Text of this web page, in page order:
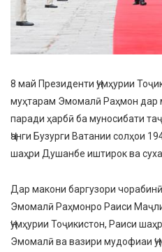
8 май Президенти Ҷумҳурии
муҳтарам Эмомалӣ Раҳмон дар
паради ҳарбӣ ба муносибати
Ҷанги Бузурги Ватании солҳои
шаҳри Душанбе иштирок ва
Дар макони баргузори
Эмомалӣ Раҳмонро Раиси
Ҷумҳурии Тоҷикистон, Раиси
Эмомалӣ ва вазири мудофиаи